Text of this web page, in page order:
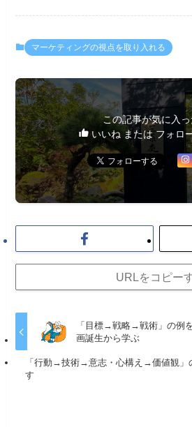
マーケティングの視点を取り入れる
この記事が気に入
いいね または フォロ
URLをコピー
「目標→戦略→戦術」の例
画誕生から学ぶ
「行動→技術→意志・心構え→価値観」
す